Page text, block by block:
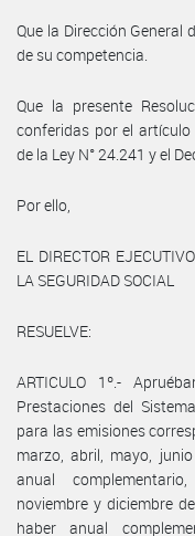
Que la Dirección
de su competencia.
Que la presente
conferidas por el artículo
de la Ley N° 24.241 y el
Por ello,
EL DIRECTOR
LA SEGURIDAD SOCIAL
RESUELVE:
ARTICULO 1º.-
Prestaciones del
para las emisiones
marzo, abril, mayo,
anual
noviembre y diciembre
haber anual